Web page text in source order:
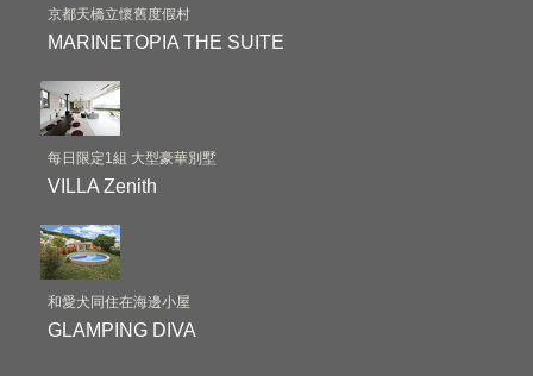
京都天橋立懷舊度假村
MARINETOPIA THE SUITE
每日限定1組 大型豪華別墅
VILLA Zenith
和愛犬同住在海邊小屋
GLAMPING DIVA